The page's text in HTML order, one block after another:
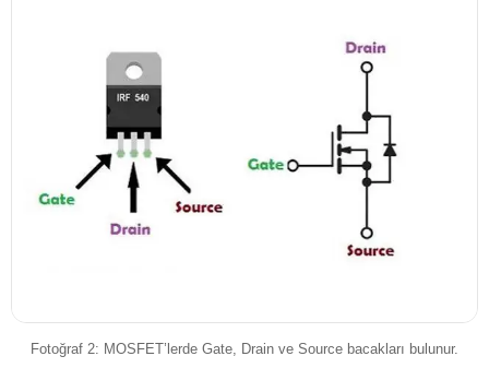
Fotoğraf 2: MOSFET’lerde Gate, Drain ve Source bacakları bulunur.